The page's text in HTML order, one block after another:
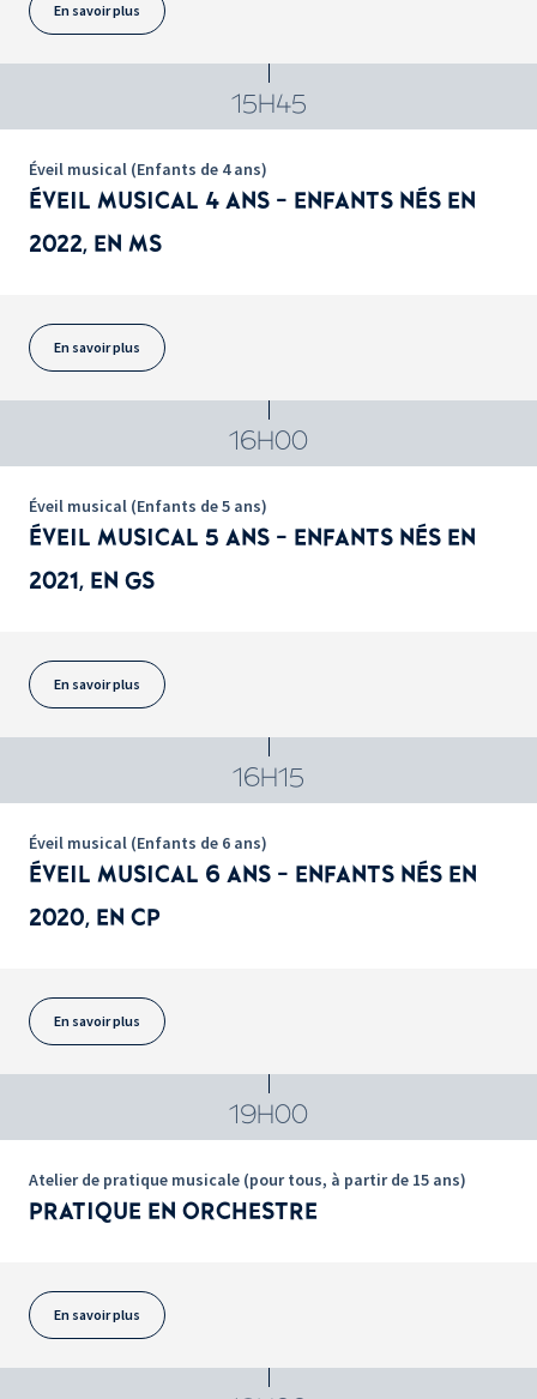
En savoir plus
15H45
Éveil musical (Enfants de 4 ans)
ÉVEIL MUSICAL 4 ANS - ENFANTS NÉS EN
2022, EN MS
En savoir plus
16H00
Éveil musical (Enfants de 5 ans)
ÉVEIL MUSICAL 5 ANS - ENFANTS NÉS EN
2021, EN GS
En savoir plus
16H15
Éveil musical (Enfants de 6 ans)
ÉVEIL MUSICAL 6 ANS - ENFANTS NÉS EN
2020, EN CP
En savoir plus
19H00
Atelier de pratique musicale (pour tous, à partir de 15 ans)
PRATIQUE EN ORCHESTRE
En savoir plus